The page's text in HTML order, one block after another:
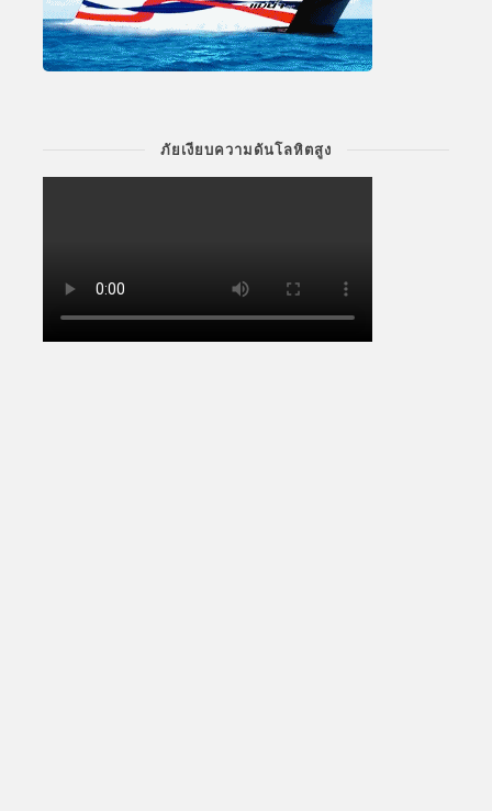
ภัยเงียบความดันโลหิตสูง